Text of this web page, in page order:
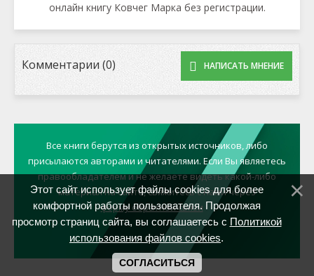
онлайн книгу Ковчег Марка без регистрации.
Комментарии (0) НАПИСАТЬ МНЕНИЕ
Все книги берутся из открытых источников, либо
присылаются авторами и читателями. Если Вы являетесь
правообладателем и не желаете видеть какой-либо
материал на сайте, свяжитесь с нами через
форму обратной связи
Этот сайт использует файлы cookies для более
комфортной работы пользователя. Продолжая
просмотр страниц сайта, вы соглашаетесь с Политикой
использования файлов cookies.
СОГЛАСИТЬСЯ